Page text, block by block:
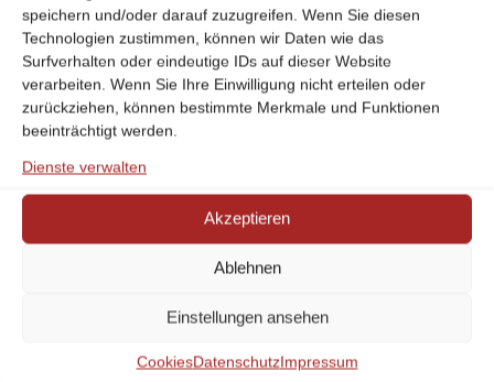
speichern und/oder darauf zuzugreifen. Wenn Sie diesen
Technologien zustimmen, können wir Daten wie das
Surfverhalten oder eindeutige IDs auf dieser Website
verarbeiten. Wenn Sie Ihre Einwilligung nicht erteilen oder
zurückziehen, können bestimmte Merkmale und Funktionen
beeinträchtigt werden.
Dienste verwalten
Akzeptieren
Ablehnen
Einstellungen ansehen
CookiesDatenschutzImpressum
Blog-Kategorien
Übernachtung mit Frühstück - Urlaub und
Erholung im Hotel City Residence in
Frankfurt (Oder)
Bahnhof und in Zentrumsnähe gelegen